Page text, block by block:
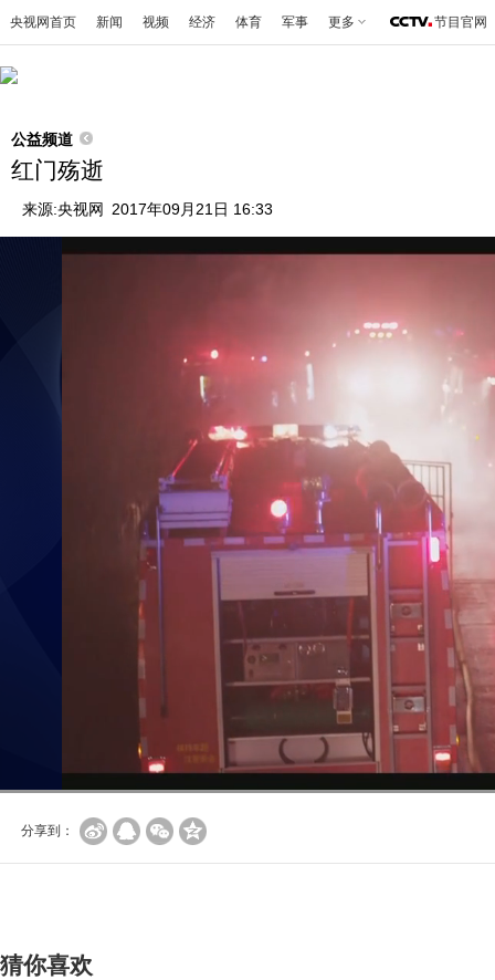
央视网首页 新闻 视频 经济 体育 军事 更多 节目官网
公益频道
红门殇逝
来源:央视网 2017年09月21日 16:33
分享到：
猜你喜欢